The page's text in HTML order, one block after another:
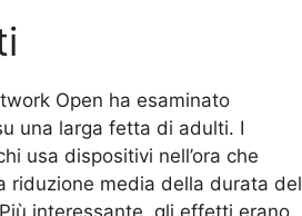
Open ha esaminato
una larga fetta di adulti. I
usa dispositivi nell’ora che
riduzione media della durata del